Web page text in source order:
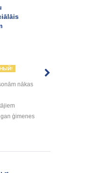
nākas
ģimenes